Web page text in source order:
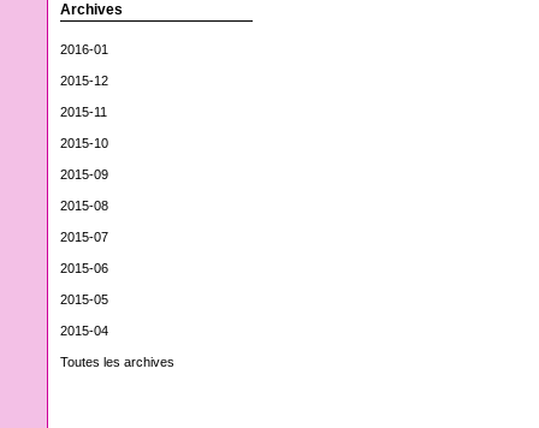
Archives
2016-01
2015-12
2015-11
2015-10
2015-09
2015-08
2015-07
2015-06
2015-05
2015-04
Toutes les archives